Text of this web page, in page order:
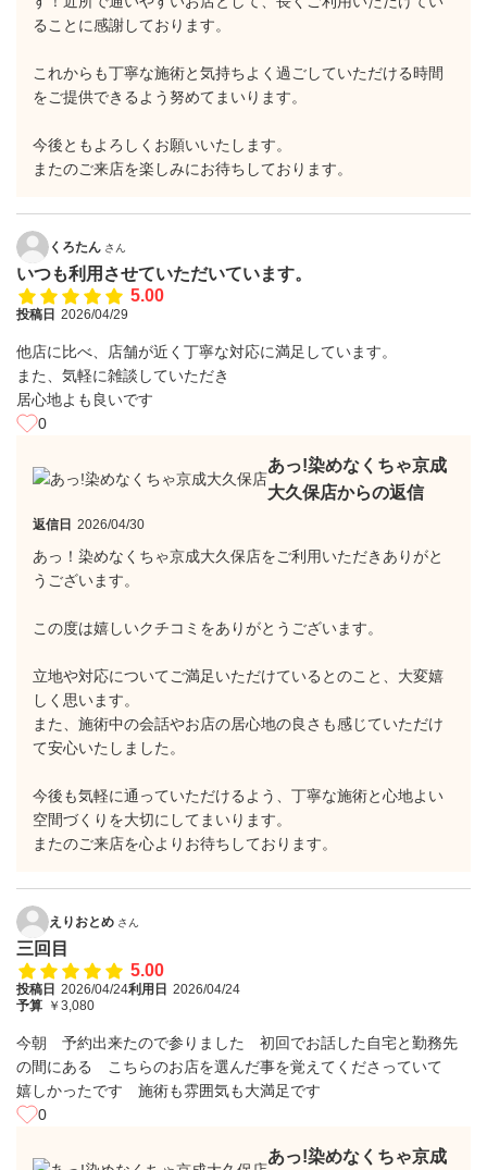
ることに感謝しております。
これからも丁寧な施術と気持ちよく過ごしていただける時間
をご提供できるよう努めてまいります。
今後ともよろしくお願いいたします。
またのご来店を楽しみにお待ちしております。
くろたん さん
いつも利用させていただいています。
5.00
投稿日 2026/04/29
他店に比べ、店舗が近く丁寧な対応に満足しています。
また、気軽に雑談していただき
居心地よも良いです
0
あっ!染めなくちゃ京成
大久保店からの返信
返信日 2026/04/30
あっ！染めなくちゃ京成大久保店をご利用いただきありがと
うございます。
この度は嬉しいクチコミをありがとうございます。
立地や対応についてご満足いただけているとのこと、大変嬉
しく思います。
また、施術中の会話やお店の居心地の良さも感じていただけ
て安心いたしました。
今後も気軽に通っていただけるよう、丁寧な施術と心地よい
空間づくりを大切にしてまいります。
またのご来店を心よりお待ちしております。
えりおとめ さん
三回目
5.00
投稿日 2026/04/24利用日 2026/04/24
予算 ￥3,080
今朝 予約出来たので参りました 初回でお話した自宅と勤務先
の間にある こちらのお店を選んだ事を覚えてくださっていて
嬉しかったです 施術も雰囲気も大満足です
0
あっ!染めなくちゃ京成